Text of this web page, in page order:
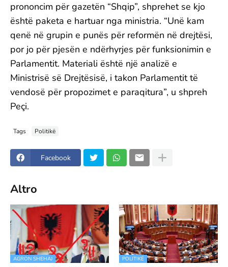
prononcim për gazetën “Shqip”, shprehet se kjo
është paketa e hartuar nga ministria. “Unë kam
qenë në grupin e punës për reformën në drejtësi,
por jo për pjesën e ndërhyrjes për funksionimin e
Parlamentit. Materiali është një analizë e
Ministrisë së Drejtësisë, i takon Parlamentit të
vendosë për propozimet e paraqitura”, u shpreh
Peçi.
Tags Politikë
Facebook
Altro
AGRON SHEHAJ POLITIKË